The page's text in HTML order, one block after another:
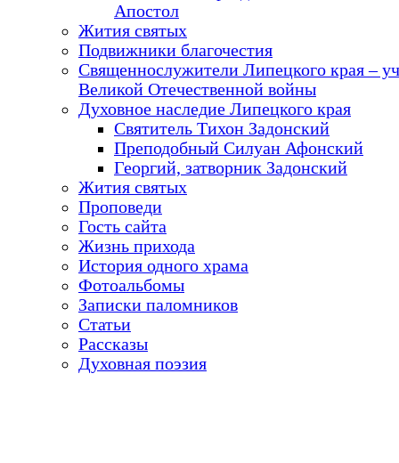
Апостол
Жития святых
Подвижники благочестия
Священнослужители Липецкого края –
Великой Отечественной войны
Духовное наследие Липецкого края
Святитель Тихон Задонский
Преподобный Силуан Афонский
Георгий, затворник Задонский
Жития святых
Проповеди
Гость сайта
Жизнь прихода
История одного храма
Фотоальбомы
Записки паломников
Статьи
Рассказы
Духовная поэзия